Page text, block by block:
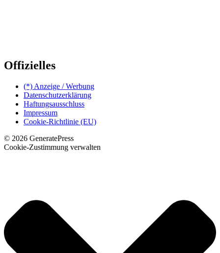
Offizielles
(*) Anzeige / Werbung
Datenschutzerklärung
Haftungsausschluss
Impressum
Cookie-Richtlinie (EU)
© 2026 GeneratePress
Cookie-Zustimmung verwalten